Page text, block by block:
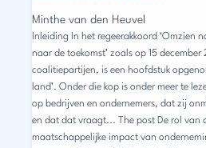
Minthe van den Heuvel
Inleiding In het regeerakkoord ‘Omzien
naar de toekomst’ zoals op 15
coalitiepartijen, is een hoofdstuk
land’. Onder die kop is onder meer te
op bedrijven en ondernemers, dat zij
en dat dat vraagt... The post De rol van
maatschappelijke impact van